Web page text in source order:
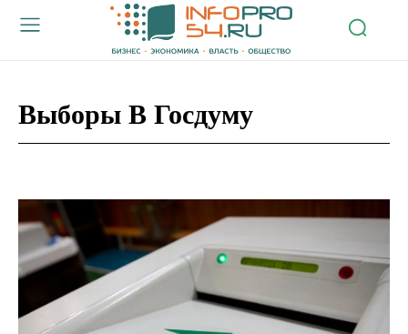
Выборы В Госдуму